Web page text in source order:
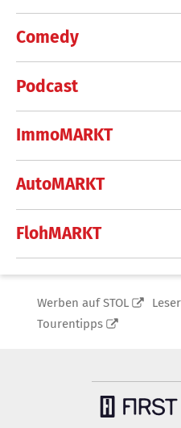
Comedy
Podcast
ImmoMARKT
AutoMARKT
FlohMARKT
Werben auf STOL
Tourentipps